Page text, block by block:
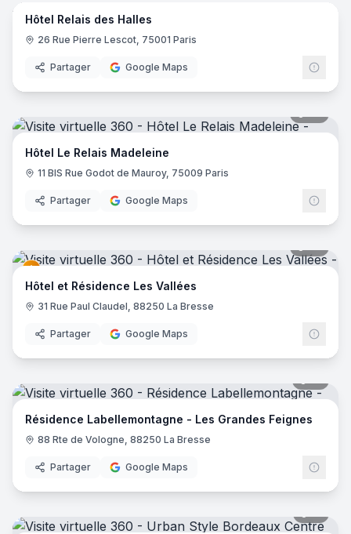
Hôtel Relais des Halles
26 Rue Pierre Lescot, 75001 Paris
Partager Google Maps
Hôtel Le Relais Madeleine
11 BIS Rue Godot de Mauroy, 75009 Paris
Partager Google Maps
Hôtel et Résidence Les Vallées
31 Rue Paul Claudel, 88250 La Bresse
Partager Google Maps
Résidence Labellemontagne - Les Grandes Feignes
88 Rte de Vologne, 88250 La Bresse
Partager Google Maps